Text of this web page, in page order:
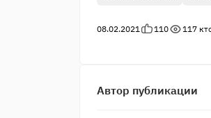
08.02.2021 110 117
Автор публикации